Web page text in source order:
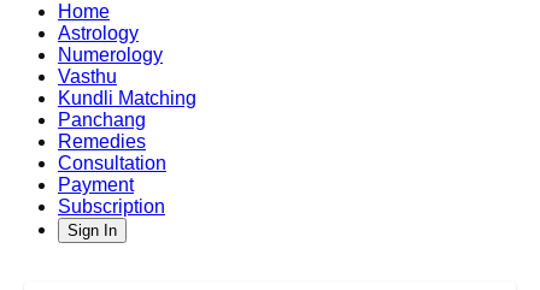
Home
Astrology
Numerology
Vasthu
Kundli Matching
Panchang
Remedies
Consultation
Payment
Subscription
Sign In